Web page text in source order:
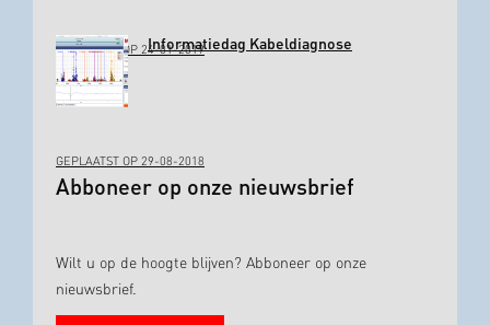
GEPLAATST OP 24-01-2019Informatiedag Kabeldiagnose
GEPLAATST OP 29-08-2018
Abboneer op onze nieuwsbrief
Wilt u op de hoogte blijven? Abboneer op onze
nieuwsbrief.